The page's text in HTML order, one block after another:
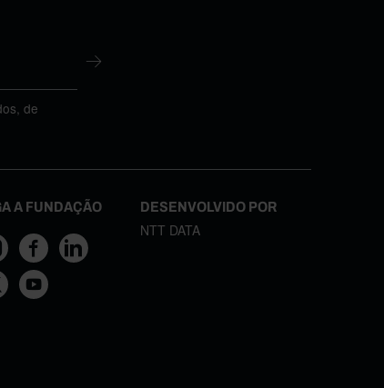
de
A FUNDAÇÃO DESENVOLVIDO POR
NTT DATA